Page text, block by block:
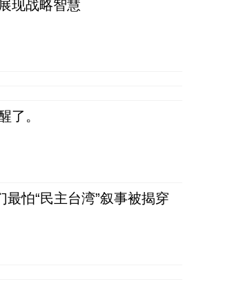
现战略智慧
了。
怕“民主台湾”叙事被揭穿